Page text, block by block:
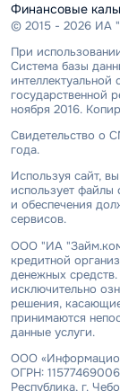
Финансовые
© 2015 - 2026 ИА
При
Система базы
интеллектуальной
государственной
ноября 2016.
Свидетельство о
года.
Используя сайт,
использует файлы
и обеспечения
сервисов.
ООО "ИА
кредитной
денежных
исключительно
решения,
принимаются
данные услуги.
ООО
ОГРН:
Республика, г.